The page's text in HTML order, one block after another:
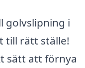
golvslipning i
till rätt ställe!
sätt att förnya